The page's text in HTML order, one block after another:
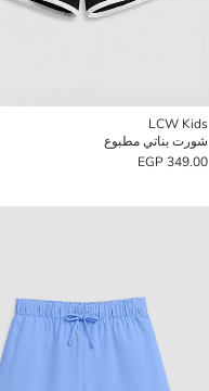
LCW Kids
شورت بناتي مطبوع
349.00 EGP